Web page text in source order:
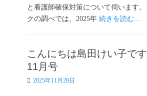
と看護師確保対策について伺います
クの調べでは、2025年 続きを読む…
こんにちは島田けい子で
11月号
投 2025年11月28日